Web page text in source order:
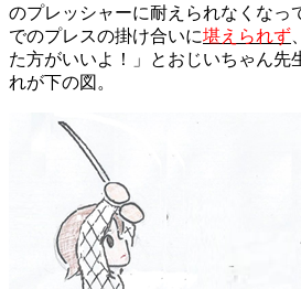
のプレッシャーに耐えられなくなっ
でのプレスの掛け合いに堪えられず
た方がいいよ！」とおじいちゃん先
れが下の図。